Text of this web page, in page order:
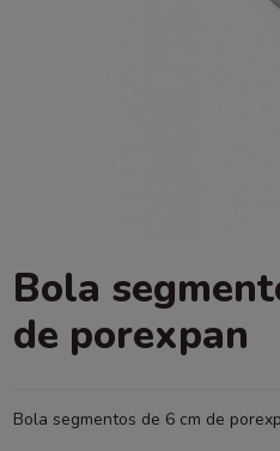
Bola
de porexpan
Bola segmentos de 6 cm de